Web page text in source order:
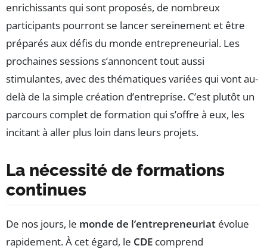
enrichissants qui sont proposés, de nombreux
participants pourront se lancer sereinement et être
préparés aux défis du monde entrepreneurial. Les
prochaines sessions s’annoncent tout aussi
stimulantes, avec des thématiques variées qui vont au-
delà de la simple création d’entreprise. C’est plutôt un
parcours complet de formation qui s’offre à eux, les
incitant à aller plus loin dans leurs projets.
La nécessité de formations
continues
De nos jours, le monde de l’entrepreneuriat évolue
rapidement. À cet égard, le CDE comprend